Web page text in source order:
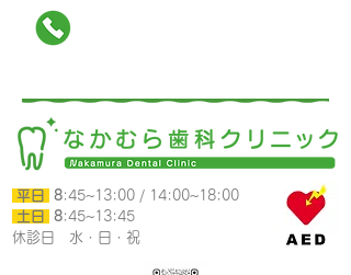
平日 8:45~13:00 / 14:00~18:00
​ 土日
8:45~13:45
​休診日 水・日・祝